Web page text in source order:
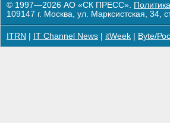
© 1997—2026 АО «СК ПРЕСС».
109147 г. Москва, ул. Марксистская,
ITRN IT Channel News itWeek Byte/